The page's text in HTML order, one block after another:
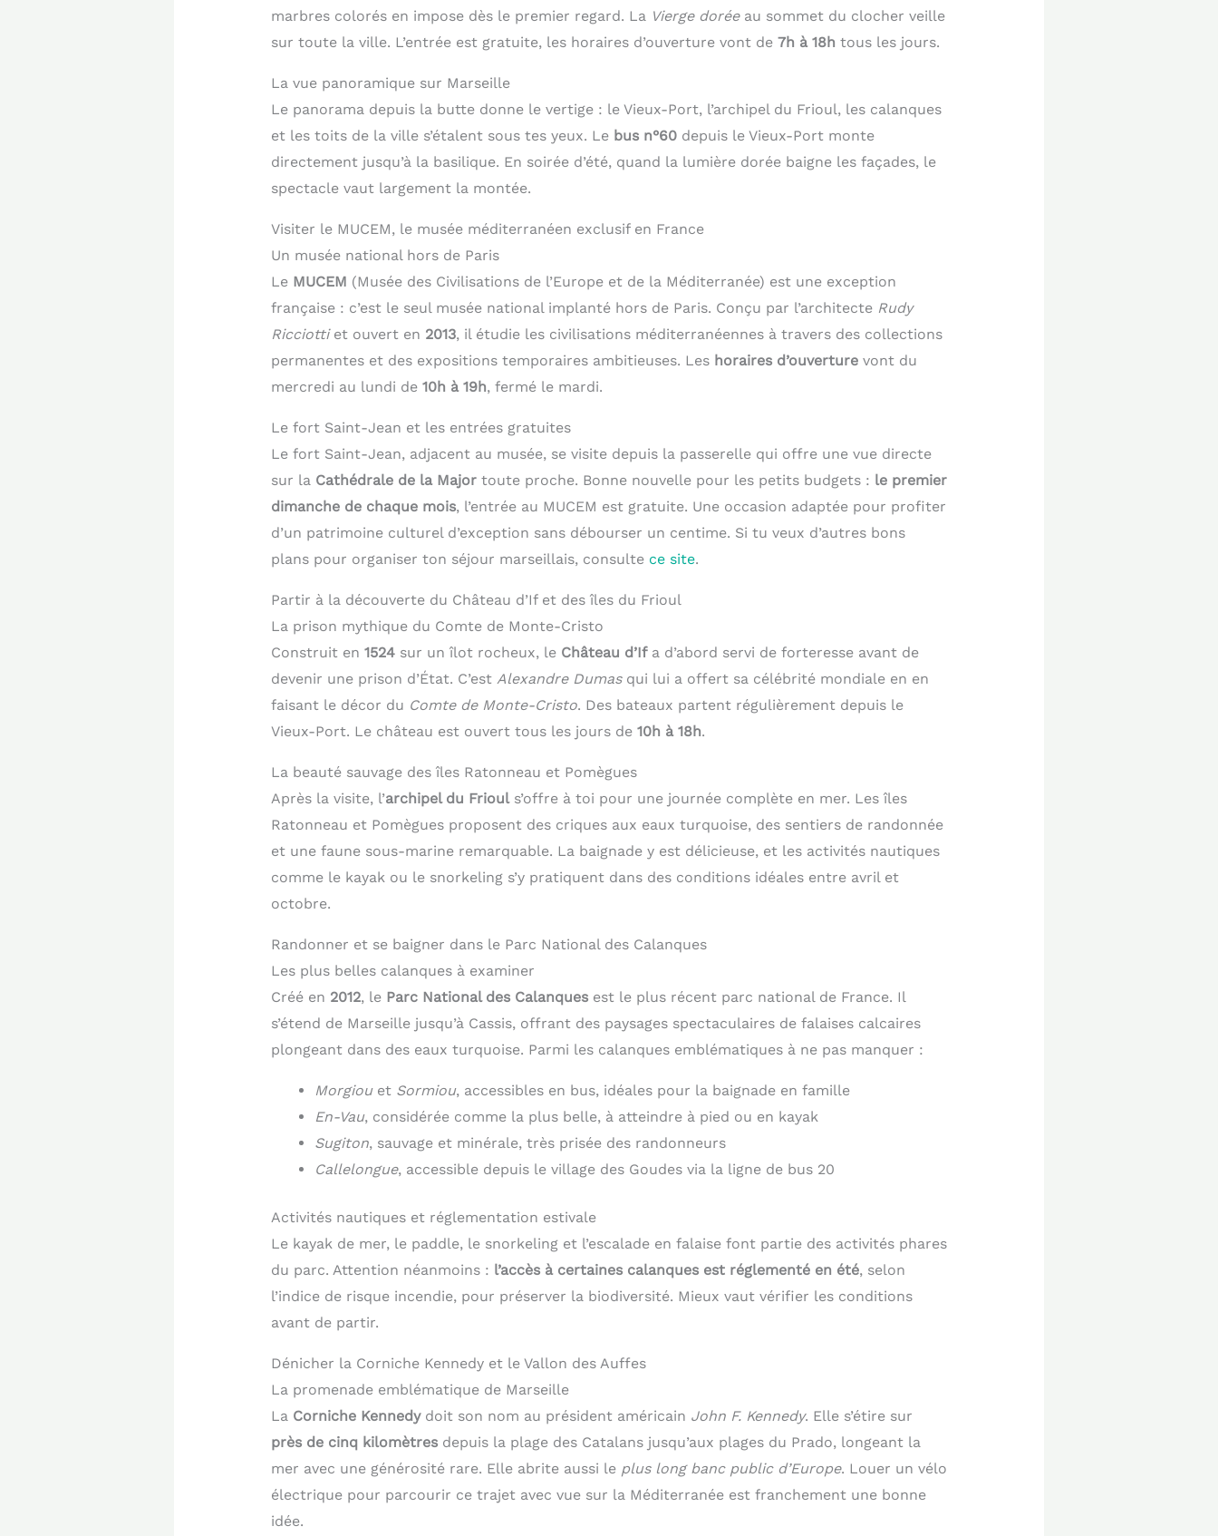
marbres colorés en impose dès le premier regard. La Vierge doréeau sommet du clocher veille
sur toute la ville. L’entrée est gratuite, les horaires d’ouverture vont de 7h à 18h tous les jours.
La vue panoramique sur Marseille
Le panorama depuis la butte donne le vertige : le Vieux-Port, l’archipel du Frioul, les calanques
et les toits de la ville s’étalent sous tes yeux. Le bus n°60depuis le Vieux-Port monte
directement jusqu’à la basilique. En soirée d’été, quand la lumière dorée baigne les façades, le
spectacle vaut largement la montée.
Visiter le MUCEM, le musée méditerranéen exclusif en France
Un musée national hors de Paris
Le MUCEM (Musée des Civilisations de l’Europe et de la Méditerranée) est une exception
française : c’est le seul musée national implanté hors de Paris. Conçu par l’architecte Rudy
Ricciottiet ouvert en 2013, il étudie les civilisations méditerranéennes à travers des collections
permanentes et des expositions temporaires ambitieuses. Les horaires d’ouverturevont du
mercredi au lundi de 10h à 19h, fermé le mardi.
Le fort Saint-Jean et les entrées gratuites
Le fort Saint-Jean, adjacent au musée, se visite depuis la passerelle qui offre une vue directe
sur la Cathédrale de la Majortoute proche. Bonne nouvelle pour les petits budgets : le premier
dimanche de chaque mois, l’entrée au MUCEM est gratuite. Une occasion adaptée pour profiter
d’un patrimoine culturel d’exception sans débourser un centime. Si tu veux d’autres bons
plans pour organiser ton séjour marseillais, consulte ce site.
Partir à la découverte du Château d’If et des îles du Frioul
La prison mythique du Comte de Monte-Cristo
Construit en 1524sur un îlot rocheux, le Château d’Ifa d’abord servi de forteresse avant de
devenir une prison d’État. C’est Alexandre Dumasqui lui a offert sa célébrité mondiale en en
faisant le décor du Comte de Monte-Cristo. Des bateaux partent régulièrement depuis le
Vieux-Port. Le château est ouvert tous les jours de 10h à 18h.
La beauté sauvage des îles Ratonneau et Pomègues
Après la visite, l’archipel du Friouls’offre à toi pour une journée complète en mer. Les îles
Ratonneau et Pomègues proposent des criques aux eaux turquoise, des sentiers de randonnée
et une faune sous-marine remarquable. La baignade y est délicieuse, et les activités nautiques
comme le kayak ou le snorkeling s’y pratiquent dans des conditions idéales entre avril et
octobre.
Randonner et se baigner dans le Parc National des Calanques
Les plus belles calanques à examiner
Créé en 2012, le Parc National des Calanquesest le plus récent parc national de France. Il
s’étend de Marseille jusqu’à Cassis, offrant des paysages spectaculaires de falaises calcaires
plongeant dans des eaux turquoise. Parmi les calanques emblématiques à ne pas manquer :
Morgiouet Sormiou, accessibles en bus, idéales pour la baignade en famille
En-Vau, considérée comme la plus belle, à atteindre à pied ou en kayak
Sugiton, sauvage et minérale, très prisée des randonneurs
Callelongue, accessible depuis le village des Goudes via la ligne de bus 20
Activités nautiques et réglementation estivale
Le kayak de mer, le paddle, le snorkeling et l’escalade en falaise font partie des activités phares
du parc. Attention néanmoins : l’accès à certaines calanques est réglementé en été, selon
l’indice de risque incendie, pour préserver la biodiversité. Mieux vaut vérifier les conditions
avant de partir.
Dénicher la Corniche Kennedy et le Vallon des Auffes
La promenade emblématique de Marseille
La Corniche Kennedydoit son nom au président américain John F. Kennedy. Elle s’étire sur
près de cinq kilomètresdepuis la plage des Catalans jusqu’aux plages du Prado, longeant la
mer avec une générosité rare. Elle abrite aussi le plus long banc public d’Europe. Louer un vélo
électrique pour parcourir ce trajet avec vue sur la Méditerranée est franchement une bonne
idée.